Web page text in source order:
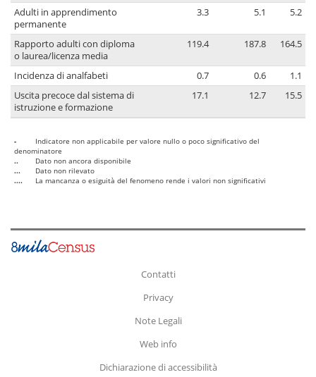
Adulti in apprendimento
permanente
3.3 5.1 5.2
Rapporto adulti con diploma
o laurea/licenza media
119.4 187.8 164.5
Incidenza di analfabeti 0.7 0.6
1.1
Uscita precoce dal sistema di
istruzione e formazione
17.1 12.7 15.5
-
Indicatore non applicabile per valore nullo o poco significativo del
denominatore
..
Dato non ancora disponibile
...
Dato non rilevato
....
La mancanza o esiguità del fenomeno rende i valori non significativi
Contatti
Privacy
Note Legali
Web info
Dichiarazione di accessibilità